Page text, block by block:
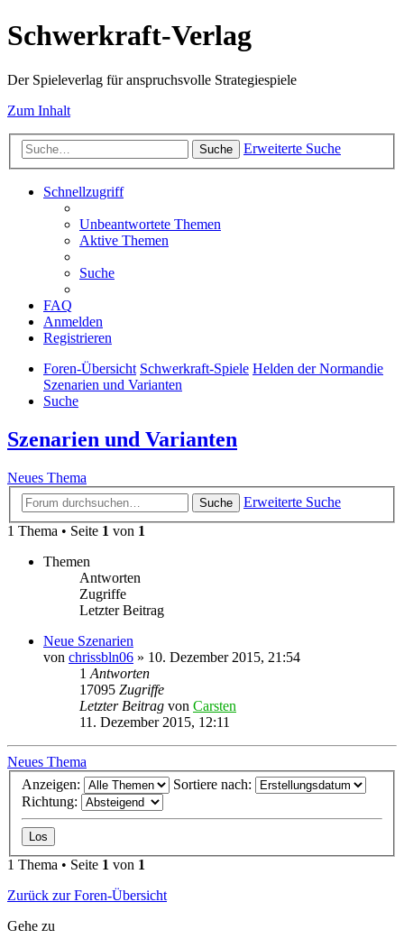
Schwerkraft-Verlag
Der Spieleverlag für anspruchsvolle Strategiespiele
Zum Inhalt
Suche Erweiterte Suche
Schnellzugriff
Unbeantwortete Themen
Aktive Themen
Suche
FAQ
Anmelden
Registrieren
Foren-Übersicht Schwerkraft-Spiele Helden der Normandie
Szenarien und Varianten
Suche
Szenarien und Varianten
Neues Thema
Suche
Erweiterte Suche
1 Thema • Seite 1 von 1
Themen
Antworten
Zugriffe
Letzter Beitrag
Neue Szenarien
von chrissbln06 » 10. Dezember 2015, 21:54
1 Antworten
17095 Zugriffe
Letzter Beitrag von Carsten
11. Dezember 2015, 12:11
Neues Thema
Anzeigen:
Sortiere nach:
Richtung:
1 Thema • Seite 1 von 1
Zurück zur Foren-Übersicht
Gehe zu